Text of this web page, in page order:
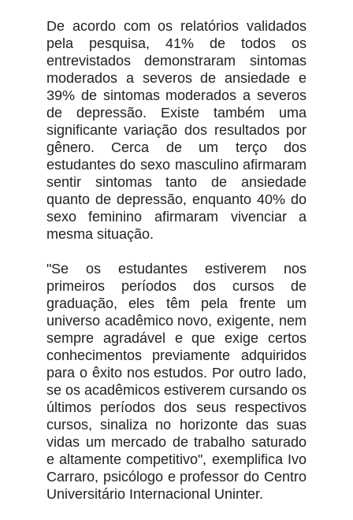
De acordo com os relatórios validados
pela pesquisa, 41% de todos os
entrevistados demonstraram sintomas
moderados a severos de ansiedade e
39% de sintomas moderados a severos
de depressão. Existe também uma
significante variação dos resultados por
gênero. Cerca de um terço dos
estudantes do sexo masculino afirmaram
sentir sintomas tanto de ansiedade
quanto de depressão, enquanto 40% do
sexo feminino afirmaram vivenciar a
mesma situação.
"Se os estudantes estiverem nos
primeiros períodos dos cursos de
graduação, eles têm pela frente um
universo acadêmico novo, exigente, nem
sempre agradável e que exige certos
conhecimentos previamente adquiridos
para o êxito nos estudos. Por outro lado,
se os acadêmicos estiverem cursando os
últimos períodos dos seus respectivos
cursos, sinaliza no horizonte das suas
vidas um mercado de trabalho saturado
e altamente competitivo", exemplifica Ivo
Carraro, psicólogo e professor do Centro
Universitário Internacional Uninter.